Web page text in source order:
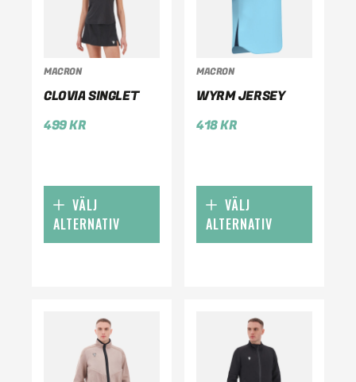
MACRON
CLOVIA SINGLET
499KR
VÄLJ
ALTERNATIV
MACRON
WYRM JERSEY
418KR
VÄLJ
ALTERNATIV